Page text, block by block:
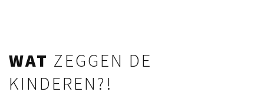
WAT ZEGGEN DE
KINDEREN?!